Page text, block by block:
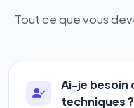
Tout ce que vous
Ai-je besoin
techniques ?